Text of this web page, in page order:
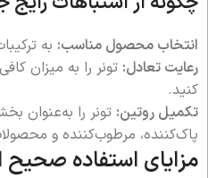
انتخاب محصول مناسب: به
رعایت تعادل: تونر را به میزان
کنید.
تکمیل روتین: تونر را به‌عنوان
پاک‌کننده، مرطوب‌کننده و
مزایای استفاده صحیح